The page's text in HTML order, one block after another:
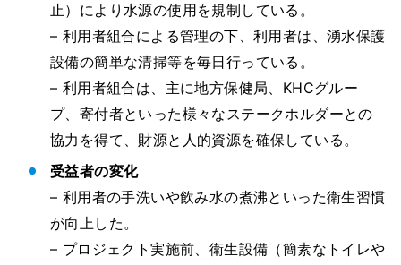
止）により水源の使用を規制している。
– 利用者組合による管理の下、利用者は、湧水保護
設備の簡単な清掃等を毎日行っている。
– 利用者組合は、主に地方保健局、KHCグルー
プ、寄付者といった様々なステークホルダーとの
協力を得て、財源と人的資源を確保している。
受益者の変化
– 利用者の手洗いや飲み水の煮沸といった衛生習慣
が向上した。
– プロジェクト実施前、衛生設備（簡素なトイレや